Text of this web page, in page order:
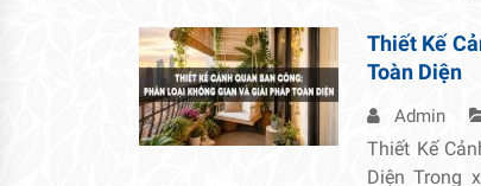
Thiết Kế
Toàn Diện
Admin
Thiết Kế
Diện Trong